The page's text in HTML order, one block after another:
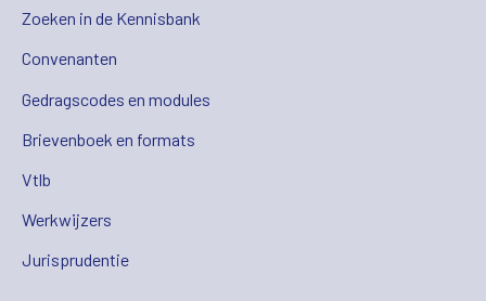
Zoeken in de Kennisbank
Convenanten
Gedragscodes en modules
Brievenboek en formats
Vtlb
Werkwijzers
Jurisprudentie